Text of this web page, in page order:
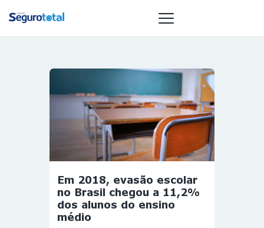
REVISTA
ESPECIAIS
GAIVOTA DE
OURO
MULHERES
GESTORAS
HOMEST
Em 2018, evasão escolar
no Brasil chegou a 11,2%
dos alunos do ensino
médio